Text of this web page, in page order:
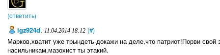
(ответить)
igz924d, 11.04.2014 18:12 (#)
Марков,хватит уже трындеть-докажи на деле,что патриот!Порви свой
насильникам,мазохист ты этакий.